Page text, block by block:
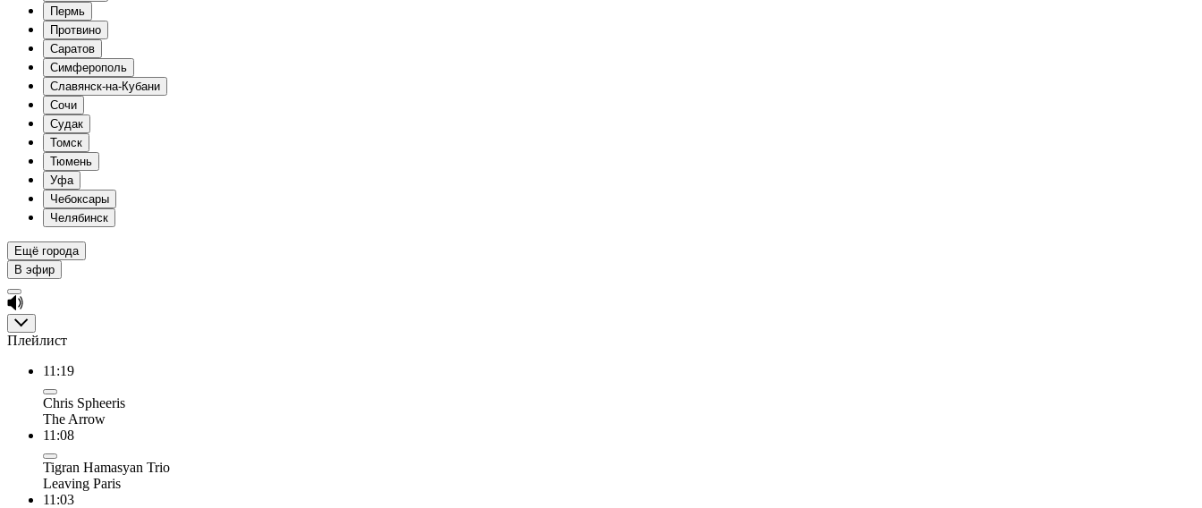
Пермь
Протвино
Саратов
Симферополь
Славянск-на-Кубани
Сочи
Судак
Томск
Тюмень
Уфа
Чебоксары
Челябинск
Ещё города
В эфир
Плейлист
11:19
Chris Spheeris
The Arrow
11:08
Tigran Hamasyan Trio
Leaving Paris
11:03